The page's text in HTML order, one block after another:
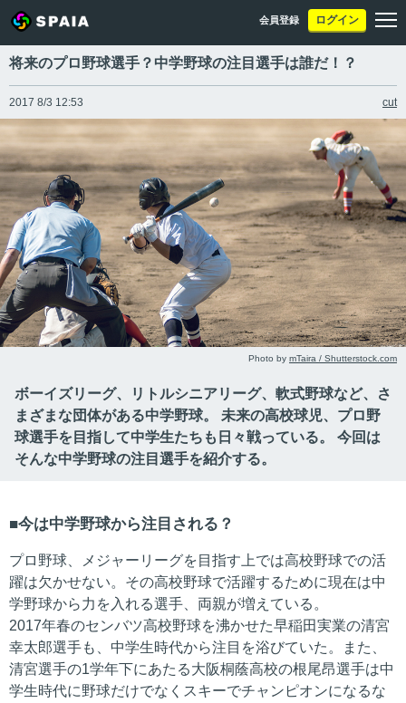
会員登録 ログイン
将来のプロ野球選手？中学野球の注目選手は誰だ！？
2017 8/3 12:53 cut
Photo by mTaira / Shutterstock.com
ボーイズリーグ、リトルシニアリーグ、軟式野球など、さ
まざまな団体がある中学野球。 未来の高校球児、プロ野
球選手を目指して中学生たちも日々戦っている。 今回は
そんな中学野球の注目選手を紹介する。
今は中学野球から注目される？
プロ野球、メジャーリーグを目指す上では高校野球での活
躍は欠かせない。その高校野球で活躍するために現在は中
学野球から力を入れる選手、両親が増えている。
2017年春のセンバツ高校野球を沸かせた早稲田実業の清宮
幸太郎選手も、中学生時代から注目を浴びていた。また、
清宮選手の1学年下にあたる大阪桐蔭高校の根尾昂選手は中
学生時代に野球だけでなくスキーでチャンピオンになるな